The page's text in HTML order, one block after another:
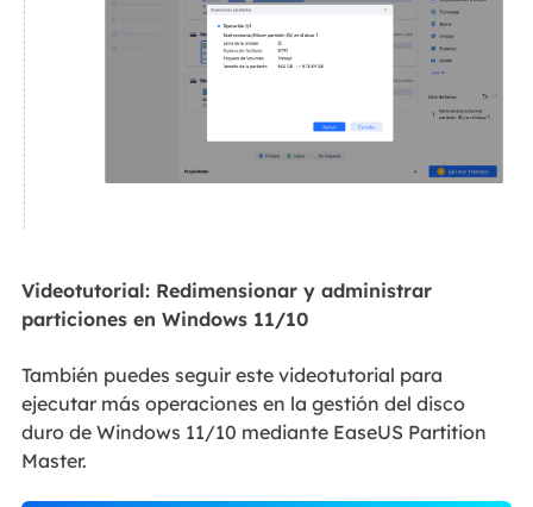
Videotutorial: Redimensionar y administrar
particiones en Windows 11/10
También puedes seguir este videotutorial para
ejecutar más operaciones en la gestión del disco
duro de Windows 11/10 mediante EaseUS Partition
Master.